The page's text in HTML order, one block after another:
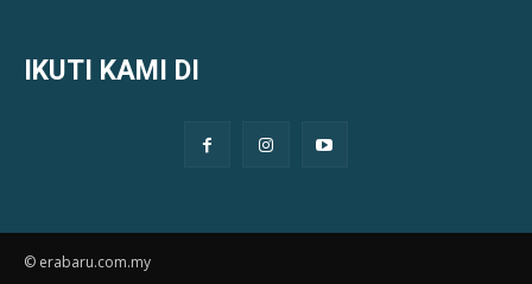
IKUTI KAMI DI
© erabaru.com.my